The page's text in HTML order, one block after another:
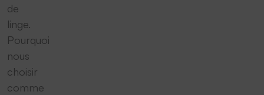
de
linge.
Pourquoi
nous
choisir
comme